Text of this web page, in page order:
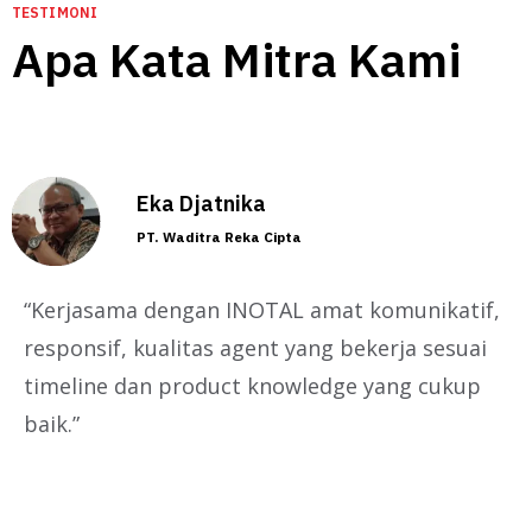
TESTIMONI
Apa Kata Mitra Kami
Eka Djatnika
PT. Waditra Reka Cipta
“Kerjasama dengan INOTAL amat komunikatif,
responsif, kualitas agent yang bekerja sesuai
timeline dan product knowledge yang cukup
baik.”